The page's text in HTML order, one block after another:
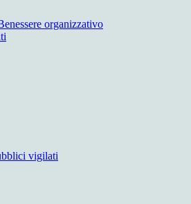
organizzativo
vigilati